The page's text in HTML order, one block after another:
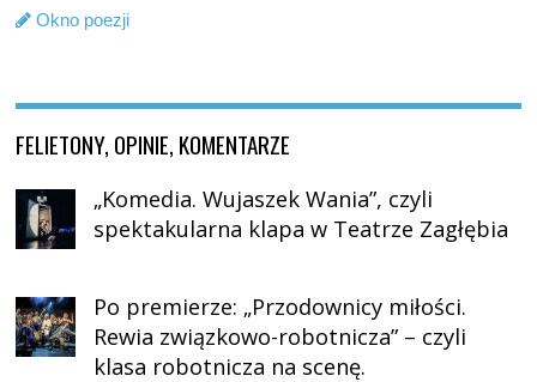
Okno poezji
FELIETONY, OPINIE, KOMENTARZE
„Komedia. Wujaszek Wania”, czyli
spektakularna klapa w Teatrze Zagłębia
Po premierze: „Przodownicy miłości.
Rewia związkowo-robotnicza” – czyli
klasa robotnicza na scenę.